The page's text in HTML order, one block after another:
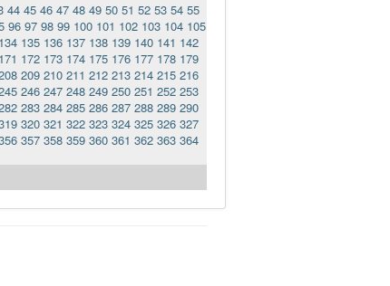
44 45 46 47 48 49 50 51 52 53 54 55
96 97 98 99 100 101 102 103 104 105
134 135 136 137 138 139 140 141 142
171 172 173 174 175 176 177 178 179
209 210 211 212 213 214 215 216
246 247 248 249 250 251 252 253
283 284 285 286 287 288 289 290
320 321 322 323 324 325 326 327
357 358 359 360 361 362 363 364